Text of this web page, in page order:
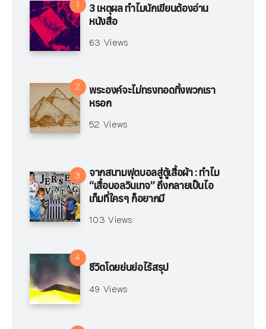
3 เหตุผล ทำไมนักเขียนต้องอ่าน
หนังสือ
63 Views
พระองค์จะไม่ทรงทอดทิ้งพวกเรา
หรอก
52 Views
จากสนามฟุตบอลสู่ตู้เสื้อผ้า : ทำไม
“เสื้อบอลวินเทจ” ถึงกลายเป็นไอ
เท็มที่ใครๆ ก็อยากมี
103 Views
ชีวิตโดยย่นย่อไร้สรุป
49 Views